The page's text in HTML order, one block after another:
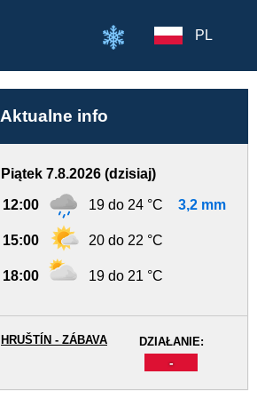
PL
Aktualne info
Piątek 7.8.2026 (dzisiaj)
12:00 19 do 24 °C 3,2 mm
15:00 20 do 22 °C
18:00 19 do 21 °C
DZIAŁANIE:
-
HRUŠTÍN - ZÁBAVA